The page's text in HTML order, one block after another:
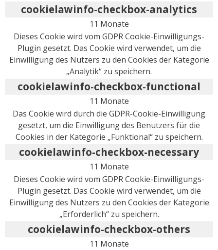
cookielawinfo-checkbox-analytics
11 Monate
Dieses Cookie wird vom GDPR Cookie-Einwilligungs-
Plugin gesetzt. Das Cookie wird verwendet, um die
Einwilligung des Nutzers zu den Cookies der Kategorie
„Analytik“ zu speichern.
cookielawinfo-checkbox-functional
11 Monate
Das Cookie wird durch die GDPR-Cookie-Einwilligung
gesetzt, um die Einwilligung des Benutzers für die
Cookies in der Kategorie „Funktional“ zu speichern.
cookielawinfo-checkbox-necessary
11 Monate
Dieses Cookie wird vom GDPR Cookie-Einwilligungs-
Plugin gesetzt. Das Cookie wird verwendet, um die
Einwilligung des Nutzers zu den Cookies der Kategorie
„Erforderlich“ zu speichern.
cookielawinfo-checkbox-others
11 Monate